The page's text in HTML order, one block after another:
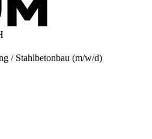
/ Stahlbetonbau (m/w/d)